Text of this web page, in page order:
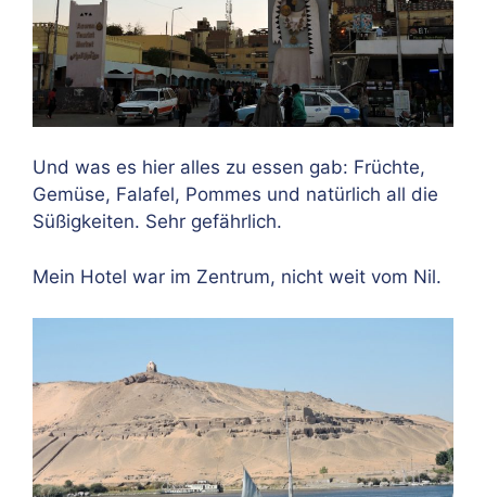
Und was es hier alles zu essen gab: Früchte,
Gemüse, Falafel, Pommes und natürlich all die
Süßigkeiten. Sehr gefährlich.
Mein Hotel war im Zentrum, nicht weit vom Nil.